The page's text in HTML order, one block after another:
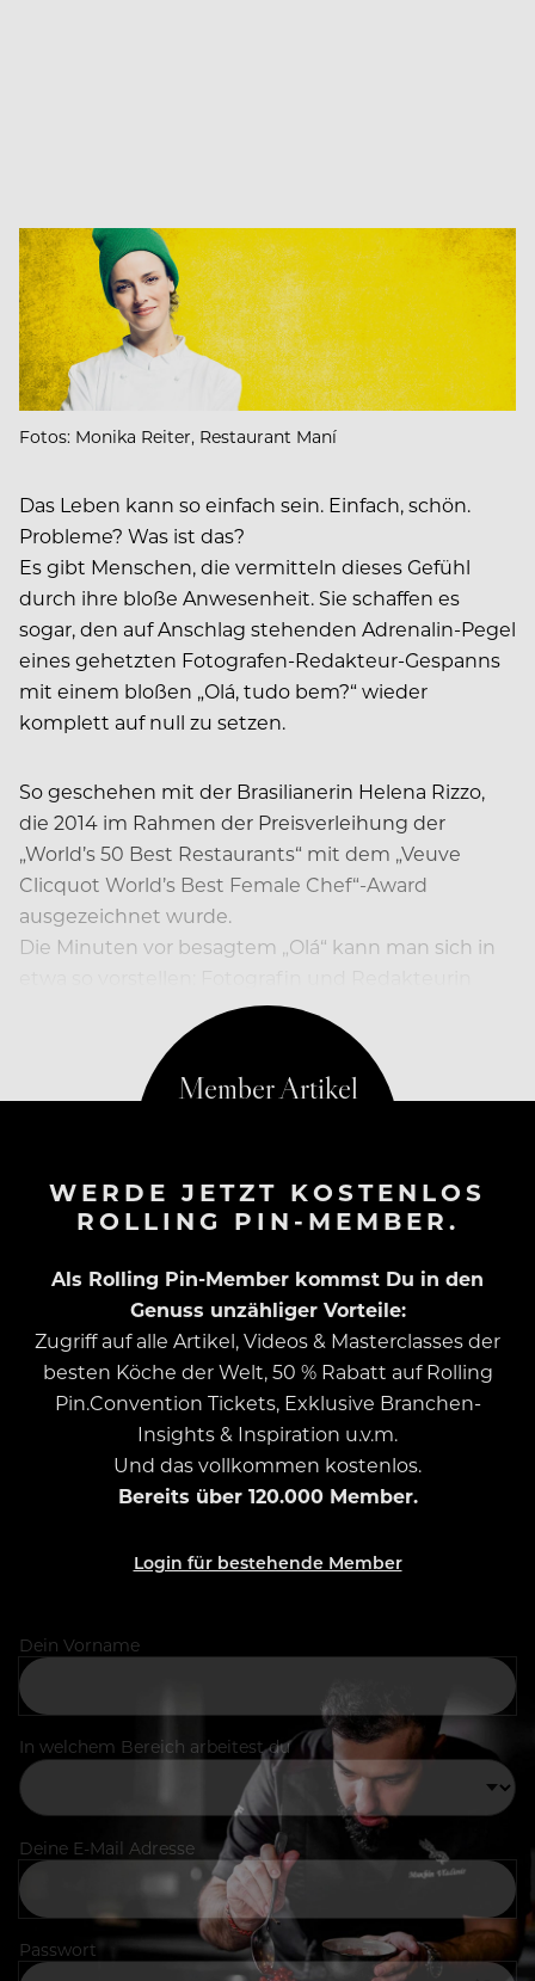
Fotos: Monika Reiter, Restaurant Maní
Das Leben kann so einfach sein. Einfach, schön.
Probleme? Was ist das?
Es gibt Menschen, die vermitteln dieses Gefühl
durch ihre bloße Anwesenheit. Sie schaffen es
sogar, den auf Anschlag stehenden Adrenalin-Pegel
eines gehetzten Fotografen-Redakteur-Gespanns
mit einem bloßen „Olá, tudo bem?“ wieder
komplett auf null zu setzen.
So geschehen mit der Brasilianerin Helena Rizzo,
die 2014 im Rahmen der Preisverleihung der
„World’s 50 Best Restaurants“ mit dem „Veuve
Clicquot World’s Best Female Chef“-Award
ausgezeichnet wurde.
Die Minuten vor besagtem „Olá“ kann man sich in
betreten wunderschöne…
WERDE JETZT KOSTENLOS
ROLLING PIN-MEMBER.
Als Rolling Pin-Member kommst Du in den
Genuss unzähliger Vorteile:
Zugriff auf alle Artikel, Videos & Masterclasses der
besten Köche der Welt, 50 % Rabatt auf Rolling
Pin.Convention Tickets, Exklusive Branchen-
Insights & Inspiration u.v.m.
Und das vollkommen kostenlos.
Bereits über 120.000 Member.
Login für bestehende Member
Dein Vorname
In welchem Bereich arbeitest du
Deine E-Mail Adresse
Passwort